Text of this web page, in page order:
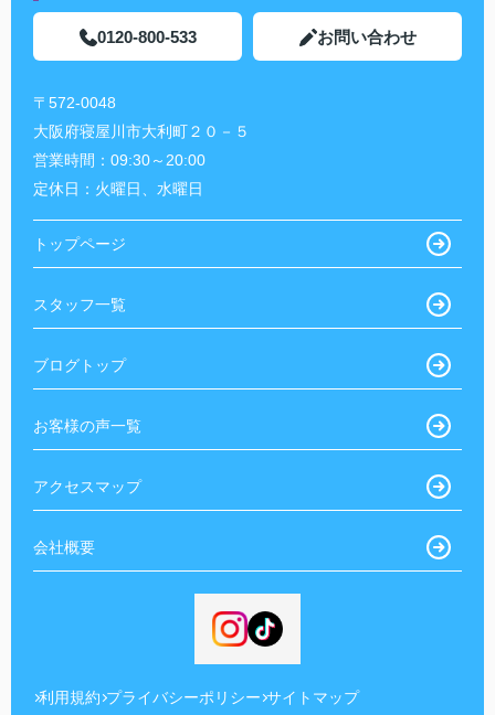
0120-800-533 お問い合わせ
〒572-0048
大阪府寝屋川市大利町２０－５
営業時間： 09:30～20:00
定休日： 火曜日、水曜日
トップページ
スタッフ一覧
ブログトップ
お客様の声一覧
アクセスマップ
会社概要
利用規約 プライバシーポリシー サイトマップ